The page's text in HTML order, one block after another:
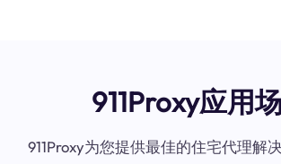
911Proxy应用
911Proxy为您提供最佳的住宅代理解